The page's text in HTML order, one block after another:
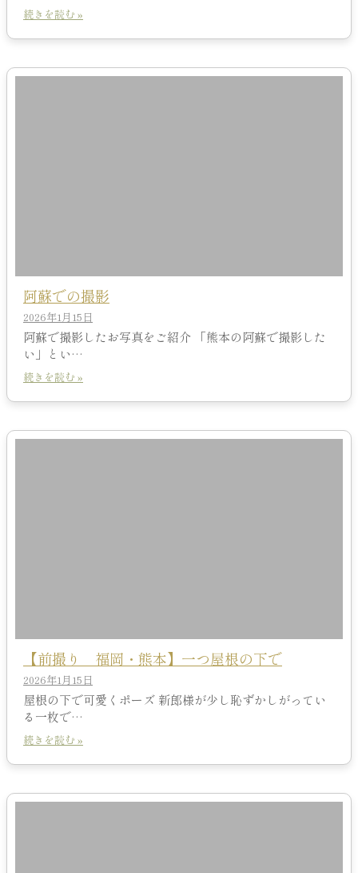
続きを読む »
阿蘇での撮影
2026年1月15日
阿蘇で撮影したお写真をご紹介 「熊本の阿蘇で撮影した
い」とい…
続きを読む »
【前撮り 福岡・熊本】一つ屋根の下で
2026年1月15日
屋根の下で可愛くポーズ 新郎様が少し恥ずかしがってい
る一枚で…
続きを読む »